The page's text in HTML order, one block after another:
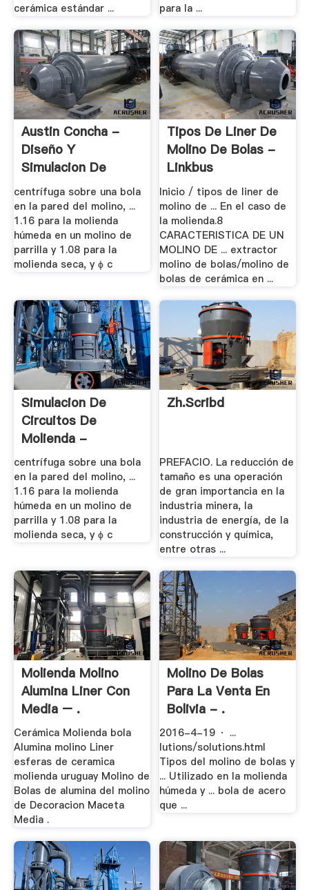
cerámica estándar ...
para la ...
Austin Concha -
Diseño Y
Simulacion De
Circuitos .
centrífuga sobre una bola
en la pared del molino, ...
1.16 para la molienda
húmeda en un molino de
parrilla y 1.08 para la
molienda seca, y ϕ c
Tipos De Liner De
Molino De Bolas -
Linkbus
Inicio / tipos de liner de
molino de ... En el caso de
la molienda.8
CARACTERISTICA DE UN
MOLINO DE ... extractor
molino de bolas/molino de
bolas de cerámica en ...
Simulacion De
Circuitos De
Molienda -
Es.scribd
centrífuga sobre una bola
en la pared del molino, ...
1.16 para la molienda
húmeda en un molino de
parrilla y 1.08 para la
molienda seca, y ϕ c
Zh.scribd
PREFACIO. La reducción de
tamaño es una operación
de gran importancia en la
industria minera, la
industria de energía, de la
construcción y química,
entre otras ...
Molienda Molino
Alumina Liner Con
Media – .
Cerámica Molienda bola
Alumina molino Liner
esferas de ceramica
molienda uruguay Molino de
Bolas de alumina del molino
de Decoracion Maceta
Media .
Molino De Bolas
Para La Venta En
Bolivia - .
2016-4-19 · ...
lutions/solutions.html
Tipos del molino de bolas y
... Utilizado en la molienda
húmeda y ... bola de acero
que ...